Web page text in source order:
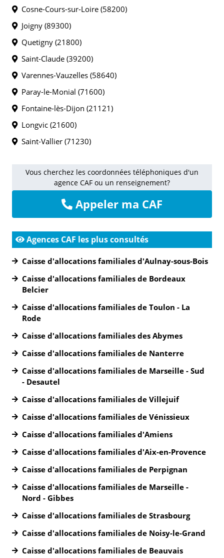
Cosne-Cours-sur-Loire (58200)
Joigny (89300)
Quetigny (21800)
Saint-Claude (39200)
Varennes-Vauzelles (58640)
Paray-le-Monial (71600)
Fontaine-lès-Dijon (21121)
Longvic (21600)
Saint-Vallier (71230)
Vous cherchez les coordonnées téléphoniques d'un
agence CAF ou un renseignement?
Appeler ma CAF
Agences CAF les plus consultés
Caisse d'allocations familiales d'Aulnay-sous-Bois
Caisse d'allocations familiales de Bordeaux
Belcier
Caisse d'allocations familiales de Toulon - La
Rode
Caisse d'allocations familiales des Abymes
Caisse d'allocations familiales de Nanterre
Caisse d'allocations familiales de Marseille - Sud
- Desautel
Caisse d'allocations familiales de Villejuif
Caisse d'allocations familiales de Vénissieux
Caisse d'allocations familiales d'Amiens
Caisse d'allocations familiales d'Aix-en-Provence
Caisse d'allocations familiales de Perpignan
Caisse d'allocations familiales de Marseille -
Nord - Gibbes
Caisse d'allocations familiales de Strasbourg
Caisse d'allocations familiales de Noisy-le-Grand
Caisse d'allocations familiales de Beauvais